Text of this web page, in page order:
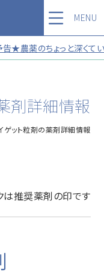
告★農薬のちょっと深
MENU
剤詳細情報
ゲット粒剤の薬剤詳細情報
は推奨薬剤の印です